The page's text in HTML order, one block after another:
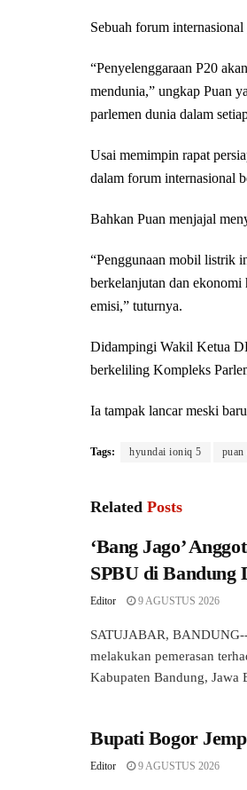
Sebuah forum
“Penyelenggaraan P20
mendunia,” ungkap Puan
parlemen dunia dalam
Usai memimpin rapat
dalam forum internasional
Bahkan Puan menjajal
“Penggunaan mobil listrik
berkelanjutan dan
emisi,” tuturnya.
Didampingi Wakil Ketua
berkeliling Kompleks
Ia tampak lancar meski
Tags: hyundai ioniq 5 puan
Related Posts
‘Bang Jago’
SPBU di Bandung
Editor 9 AGUSTUS 2026
SATUJABAR,
melakukan pemerasan
Kabupaten Bandung, Jawa
Bupati Bogor
Editor 9 AGUSTUS 2026